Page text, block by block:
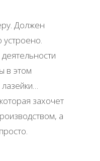
Должен
устроено.
в этом
захочет
а